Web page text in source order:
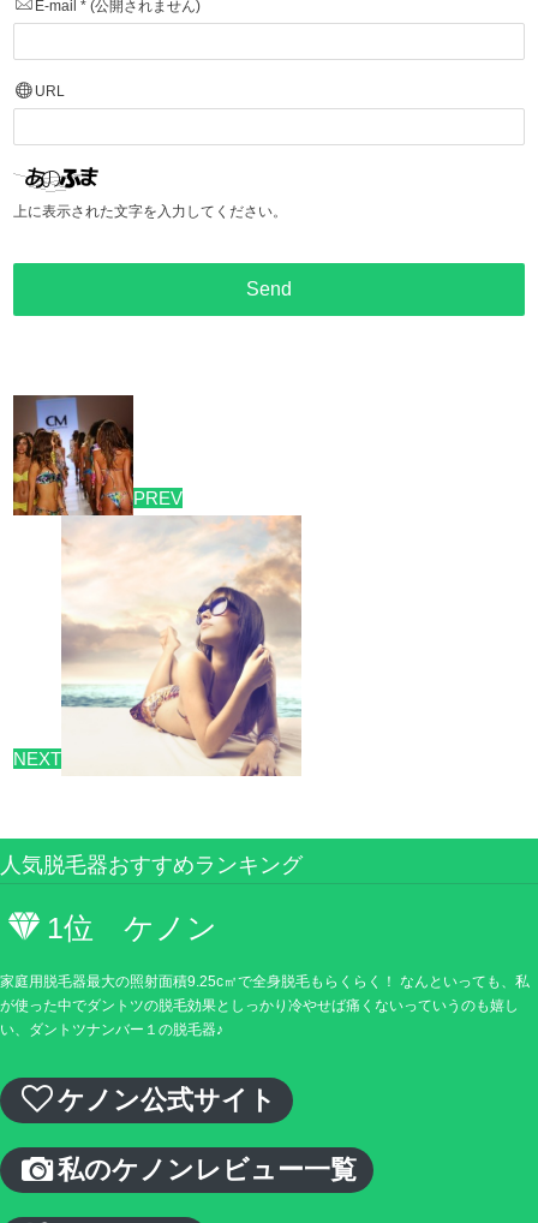
E-mail * (公開されません)
URL
上に表示された文字を入力してください。
PREV
NEXT
人気脱毛器おすすめランキング
1位 ケノン
家庭用脱毛器最大の照射面積9.25c㎡で全身脱毛もらくらく！ なんといっても、私
が使った中でダントツの脱毛効果としっかり冷やせば痛くないっていうのも嬉し
い、ダントツナンバー１の脱毛器♪
ケノン公式サイト
私のケノンレビュー一覧